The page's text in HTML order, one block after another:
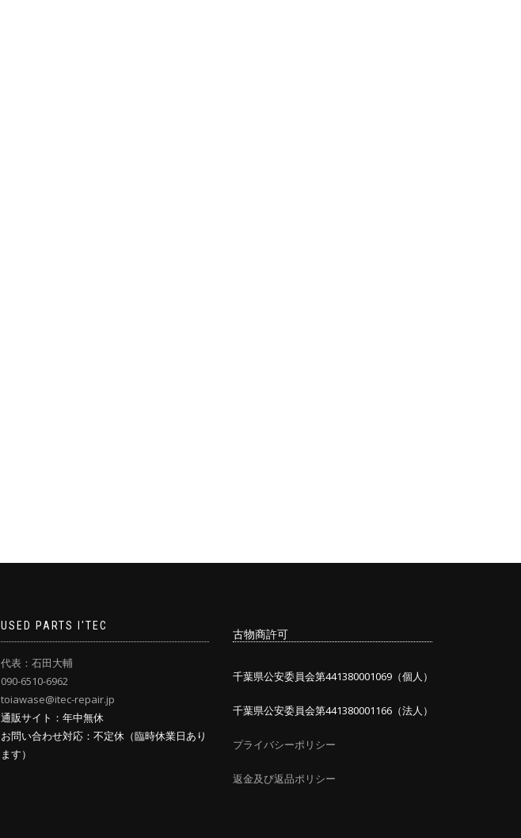
USED PARTS I'TEC
代表：石田大輔
090-6510-6962
toiawase@itec-repair.jp
通販サイト：年中無休
お問い合わせ対応：不定休（臨時休業日あり
ます）
古物商許可
千葉県公安委員会第441380001069（個人）
千葉県公安委員会第441380001166（法人）
プライバシーポリシー
返金及び返品ポリシー